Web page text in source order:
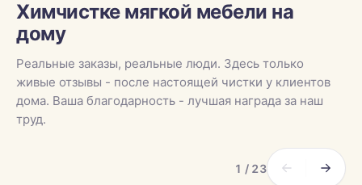
Химчистке мягкой мебели на
дому
Реальные заказы, реальные люди. Здесь только
живые отзывы - после настоящей чистки у клиентов
дома. Ваша благодарность - лучшая награда за наш
труд.
1 / 23